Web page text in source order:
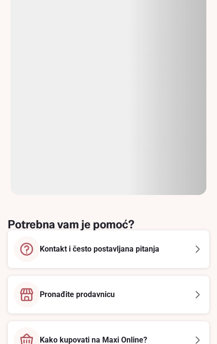
Potrebna vam je pomoć?
Kontakt i često postavljana pitanja
Pronađite prodavnicu
Kako kupovati na Maxi Online?